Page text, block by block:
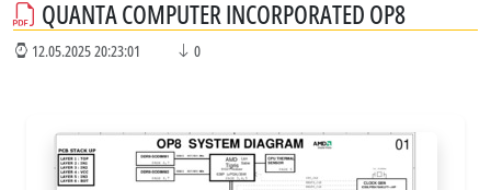
QUANTA COMPUTER INCORPORATED OP8
12.05.2025 20:23:01 0